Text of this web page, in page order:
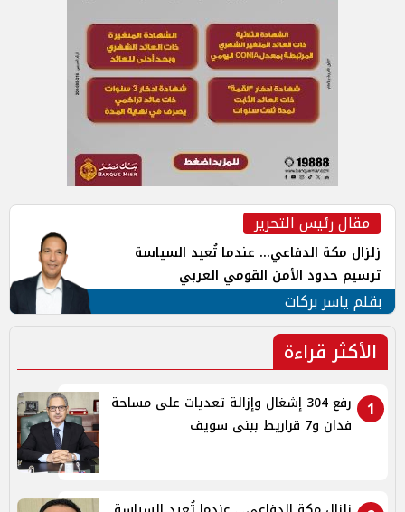
مقال رئيس التحرير
زلزال مكة الدفاعي... عندما تُعيد السياسة
ترسيم حدود الأمن القومي العربي
بقلم ياسر بركات
الأكثر قراءة
1
رفع 304 إشغال وإزالة تعديات على مساحة
فدان و7 قراريط ببنى سويف